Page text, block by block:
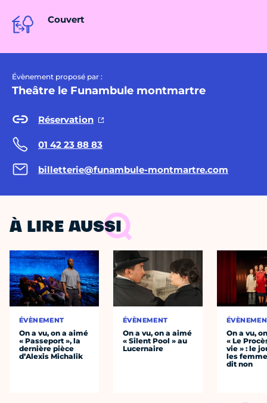
Couvert
Évènement proposé par :
Theâtre le Funambule montmartre
Réservation
01 42 23 88 83
billetterie@funambule-montmartre.com
À LIRE AUSSI
ÉVÈNEMENT
On a vu, on a aimé
« Passeport », la
dernière pièce
d’Alexis Michalik
ÉVÈNEMENT
On a vu, on a aimé
« Silent Pool » au
Lucernaire
On a vu,
« Le
vie » : le
les
dit non